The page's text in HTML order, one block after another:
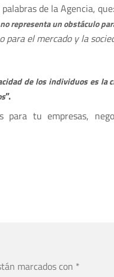
de la Agencia, que:
no representa un obstáculo
el mercado y la
de los individuos es la
”.
para tu empresas,
marcados con *